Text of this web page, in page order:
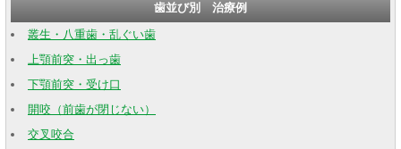
歯並び別 治療例
叢生・八重歯・乱ぐい歯
上顎前突・出っ歯
下顎前突・受け口
開咬（前歯が閉じない）
交叉咬合